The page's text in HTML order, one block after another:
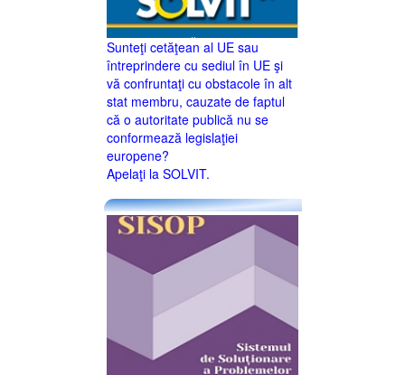
Sunteţi cetăţean al UE sau
întreprindere cu sediul în UE şi
vă confruntaţi cu obstacole în alt
stat membru, cauzate de faptul
că o autoritate publică nu se
conformează legislaţiei
europene?
Apelaţi la SOLVIT.